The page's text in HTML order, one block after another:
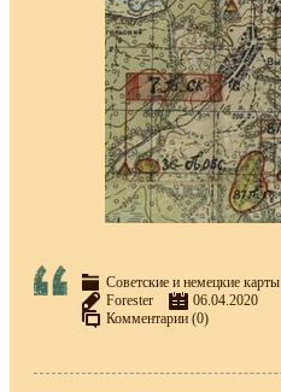
Советские и немецкие карты
Forester
06.04.2020
Комментарии (0)